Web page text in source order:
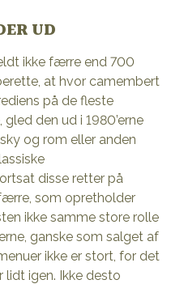
UD
ikke færre end 700
at hvor camembert
på de fleste
den ud i 1980’erne
og rom eller anden
disse retter på
som opretholder
ikke samme store rolle
ganske som salget af
ikke er stort, for det
lidt igen. Ikke desto